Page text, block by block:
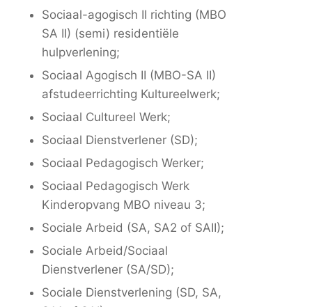
Sociaal-agogisch II richting (MBO
SA II) (semi) residentiële
hulpverlening;
Sociaal Agogisch II (MBO-SA II)
afstudeerrichting Kultureelwerk;
Sociaal Cultureel Werk;
Sociaal Dienstverlener (SD);
Sociaal Pedagogisch Werker;
Sociaal Pedagogisch Werk
Kinderopvang MBO niveau 3;
Sociale Arbeid (SA, SA2 of SAII);
Sociale Arbeid/Sociaal
Dienstverlener (SA/SD);
Sociale Dienstverlening (SD, SA,